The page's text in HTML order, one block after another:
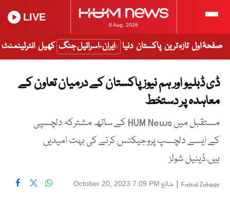
8 Aug, 2026
LIVE
صفحۂ اول تازہ ترین پاکستان دنیا ایران-اسرائیل جنگ کھیل انٹرٹینمنٹ
ڈی ڈبلیو اور ہم نیوز پاکستان کے درمیان تعاون کے
معاہدہ پر دستخط
مستقبل میں HUM News کے ساتھ مشترکہ دلچسپی
کے ایسے دلچسپ پروجیکٹس کرنے کی بہت امیدیں
ہیں،ڈینیل شولز
Faisal Zaheer
| شائع October 20, 2023 7:09 PM